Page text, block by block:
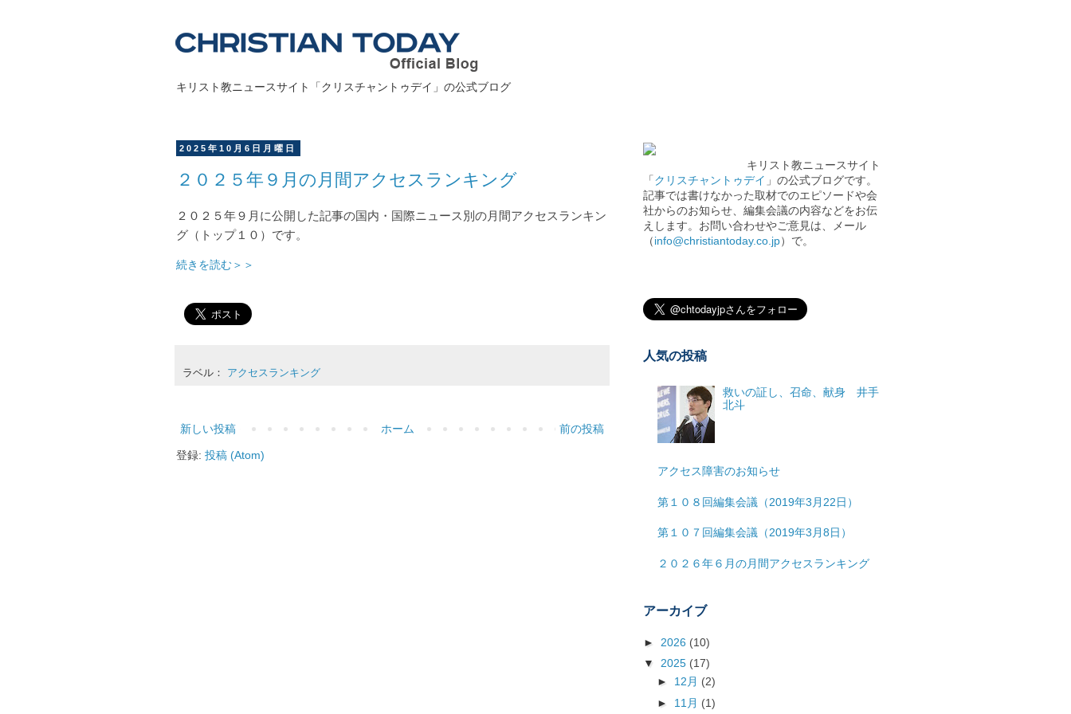
キリスト教ニュースサイト「クリスチャントゥデイ」の公式ブログ
2025年10月6日月曜日
２０２５年９月の月間アクセスランキング
２０２５年９月に公開した記事の国内・国際ニュース別の月間アクセスランキン
グ（トップ１０）です。
続きを読む＞＞
ラベル： アクセスランキング
新しい投稿 前の投稿
ホーム
登録: 投稿 (Atom)
キリスト教ニュースサイト
「クリスチャントゥデイ 」の公式ブログです。
記事では書けなかった取材でのエピソードや会
社からのお知らせ、編集会議の内容などをお伝
えします。お問い合わせやご意見は、メール
（info@christiantoday.co.jp）で。
人気の投稿
救いの証し、召命、献身 井手
北斗
アクセス障害のお知らせ
第１０８回編集会議（2019年3月22日）
第１０７回編集会議（2019年3月8日）
２０２６年６月の月間アクセスランキング
アーカイブ
► 2026 (10)
▼ 2025 (17)
► 12月 (2)
► 11月 (1)